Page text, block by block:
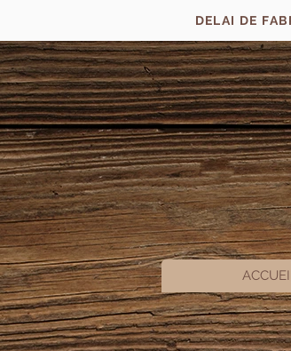
DELAI DE